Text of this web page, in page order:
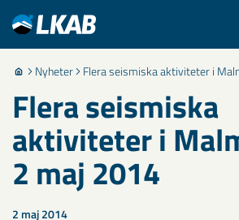
Nyheter Flera seismiska aktiviteter i
Flera seismiska
aktiviteter i
2 maj 2014
2 maj 2014